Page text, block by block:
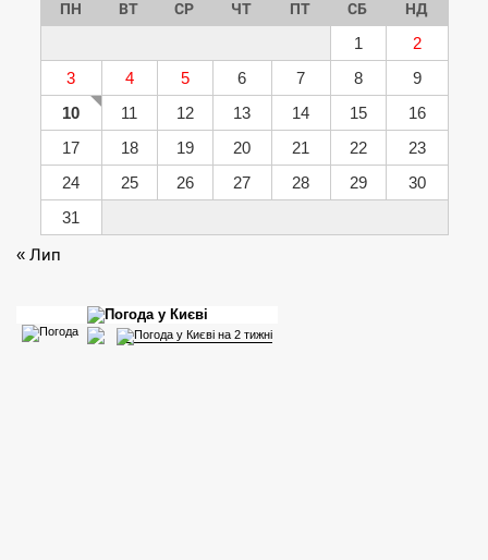
ПН ВТ СР ЧТ ПТ СБ НД
1
2
3
4 5 6 7 8
9
10
11 12 13 14 15
16
17
18 19 20 21 22
23
24
25 26 27 28 29
30
31
« Лип